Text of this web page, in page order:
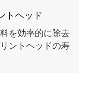
トヘッド
を効率的に除去
ントヘッドの寿